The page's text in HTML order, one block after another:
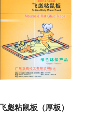
彪粘鼠板（厚板）